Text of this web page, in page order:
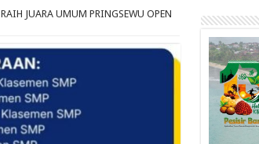
JUARA UMUM PRINGSEWU OPEN